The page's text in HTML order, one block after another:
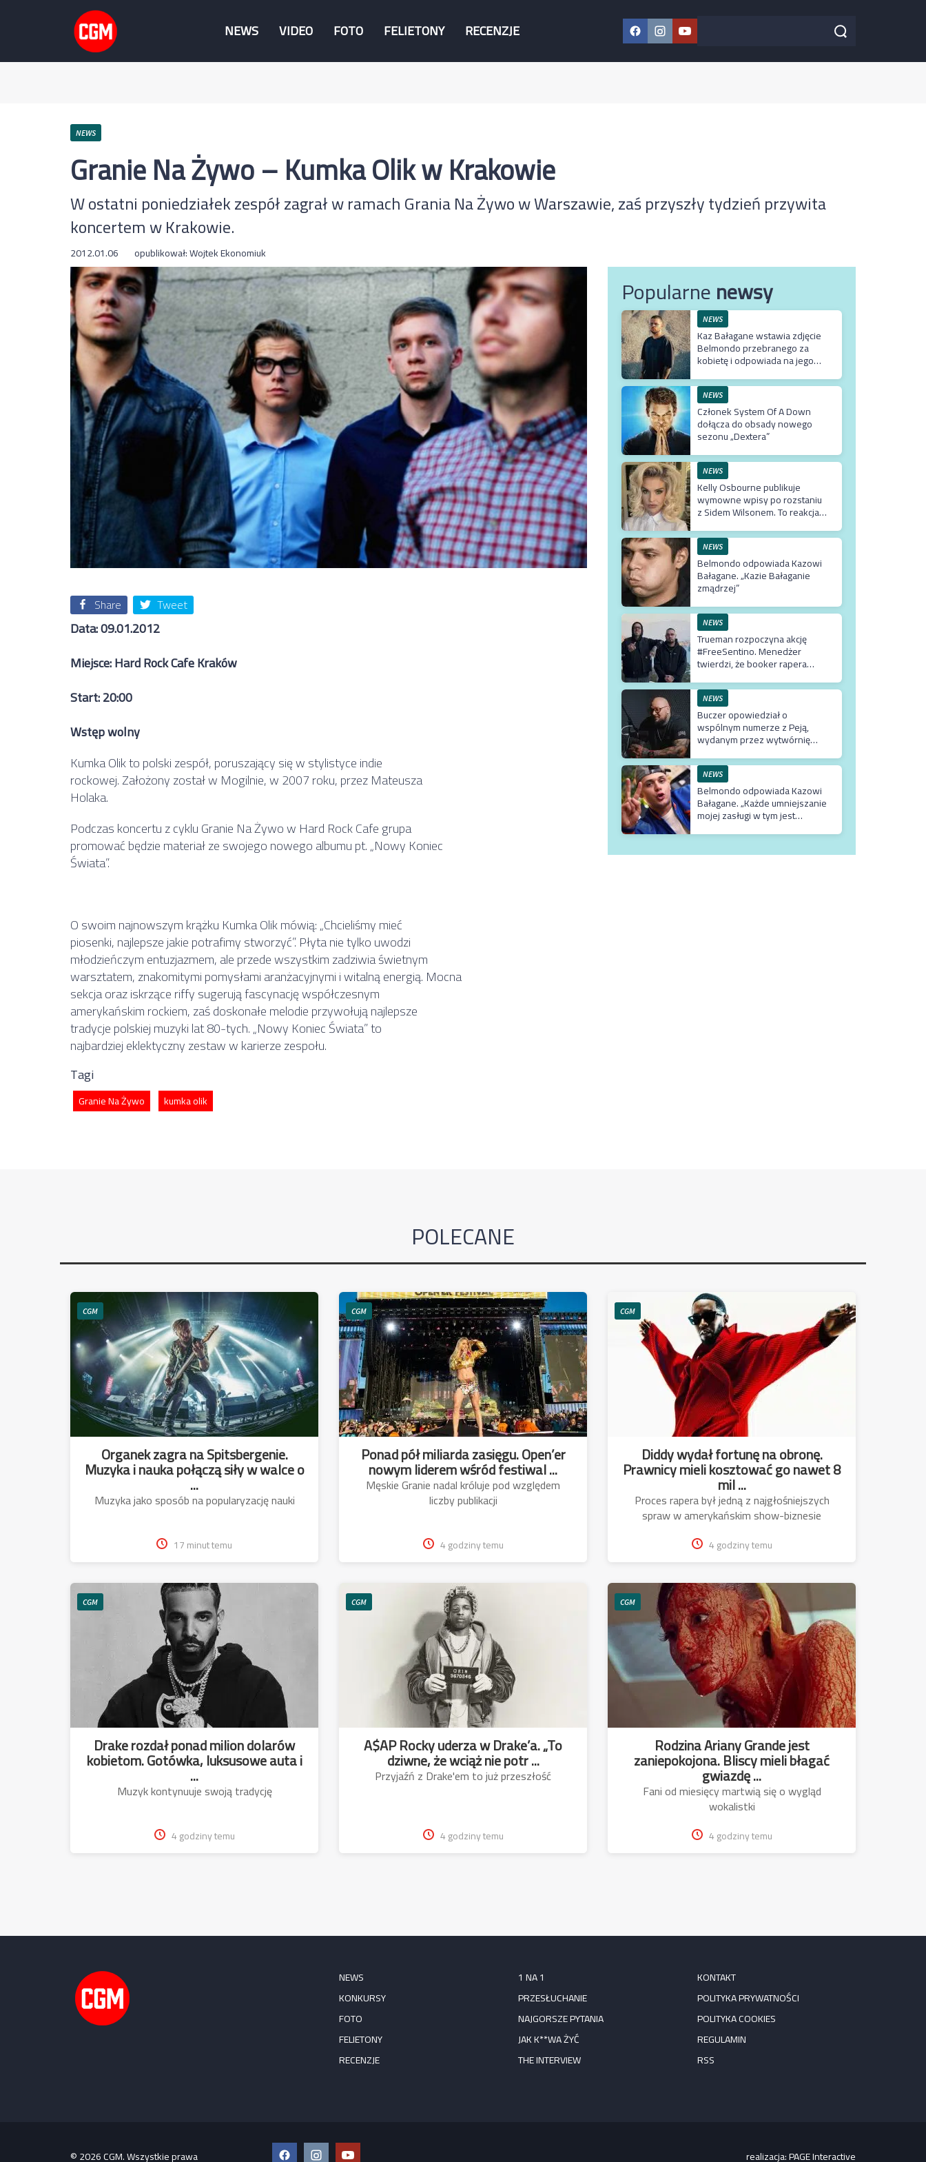
NEWS VIDEO FOTO FELIETONY RECENZJE Facebook
Instagram
YouTube
Szukaj w serwisie Szukaj
NEWS
Granie Na Żywo – Kumka Olik w Krakowie
W ostatni poniedziałek zespół zagrał w ramach Grania Na Żywo w Warszawie, zaś przyszły tydzień przywita
koncertem w Krakowie.
2012.01.06 opublikował:Wojtek Ekonomiuk
Share Tweet
Data: 09.01.2012
Miejsce: Hard Rock Cafe Kraków
Start: 20:00
Wstęp wolny
Kumka Olik to polski zespół, poruszający się w stylistyce indie
rockowej. Założony został w Mogilnie, w 2007 roku, przez Mateusza
Holaka.
Podczas koncertu z cyklu Granie Na Żywo w Hard Rock Cafe grupa
promować będzie materiał ze swojego nowego albumu pt. „Nowy Koniec
Świata”.
O swoim najnowszym krążku Kumka Olik mówią: „Chcieliśmy mieć
piosenki, najlepsze jakie potrafimy stworzyć”. Płyta nie tylko uwodzi
młodzieńczym entuzjazmem, ale przede wszystkim zadziwia świetnym
warsztatem, znakomitymi pomysłami aranżacyjnymi i witalną energią. Mocna
sekcja oraz iskrzące riffy sugerują fascynację współczesnym
amerykańskim rockiem, zaś doskonałe melodie przywołują najlepsze
tradycje polskiej muzyki lat 80-tych. „Nowy Koniec Świata” to
najbardziej eklektyczny zestaw w karierze zespołu.
Tagi
Granie Na Żywo kumka olik
Popularnenewsy
NEWS
Kaz Bałagane wstawia zdjęcie
Belmondo przebranego za
kobietę i odpowiada na jego
NEWS
Członek System Of A Down
dołącza do obsady nowego
sezonu „Dextera”
NEWS
Kelly Osbourne publikuje
wymowne wpisy po rozstaniu
z Sidem Wilsonem. To reakcja
NEWS
Belmondo odpowiada Kazowi
Bałagane. „Kazie Bałaganie
zmądrzej”
NEWS
Trueman rozpoczyna akcję
#FreeSentino. Menedżer
twierdzi, że booker rapera
NEWS
Buczer opowiedział o
wspólnym numerze z Peją,
wydanym przez wytwórnię
dlaczego klip z Rychem zniknął
z kanału Wielkie Joł
NEWS
Belmondo odpowiada Kazowi
Bałagane. „Każde umniejszanie
mojej zasługi w tym jest
wprowadzaniem w błąd
dosłownie milionów
POLECANE
CGM
Organek zagra na Spitsbergenie.
Muzyka i nauka połączą siły w walce o
...
Muzyka jako sposób na popularyzację nauki
17 minut temu
CGM
Ponad pół miliarda zasięgu. Open’er
nowym liderem wśród festiwal ...
Męskie Granie nadal króluje pod względem
liczby publikacji
4 godziny temu
CGM
Diddy wydał fortunę na obronę.
Prawnicy mieli kosztować go nawet 8
mil ...
Proces rapera był jedną z najgłośniejszych
spraw w amerykańskim show-biznesie
4 godziny temu
CGM
Drake rozdał ponad milion dolarów
kobietom. Gotówka, luksusowe auta i
...
Muzyk kontynuuje swoją tradycję
4 godziny temu
CGM
A$AP Rocky uderza w Drake’a. „To
dziwne, że wciąż nie potr ...
Przyjaźń z Drake'em to już przeszłość
4 godziny temu
CGM
Rodzina Ariany Grande jest
zaniepokojona. Bliscy mieli błagać
gwiazdę ...
Fani od miesięcy martwią się o wygląd
wokalistki
4 godziny temu
NEWS
KONKURSY
FOTO
FELIETONY
RECENZJE
1 NA 1
PRZESŁUCHANIE
NAJGORSZE PYTANIA
JAK K**WA ŻYĆ
THE INTERVIEW
KONTAKT
POLITYKA PRYWATNOŚCI
POLITYKA COOKIES
REGULAMIN
RSS
© 2026 CGM. Wszystkie prawa FacebookInstagramYouTube realizacja:PAGE Interactive